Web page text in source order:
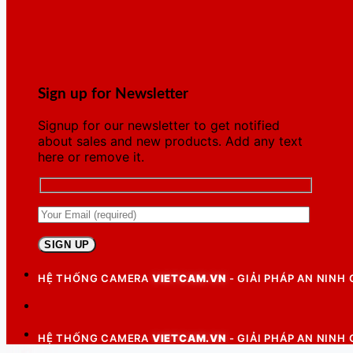
Sign up for Newsletter
Signup for our newsletter to get notified
about sales and new products. Add any text
here or remove it.
HỆ THỐNG CAMERA VIETCAM.VN - GIẢI PHÁP AN NINH
HỆ THỐNG CAMERA VIETCAM.VN - GIẢI PHÁP AN NINH